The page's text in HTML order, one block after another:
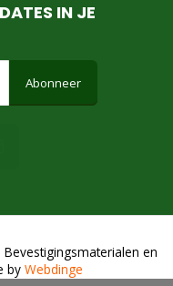
IN JE
Abonneer
en
by Webdinge